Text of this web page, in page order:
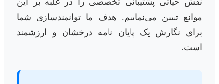
موانع تبیین می‌نماییم. هدف ما توانمندسازی شما
برای نگارش یک پایان نامه درخشان و ارزشمند
است.